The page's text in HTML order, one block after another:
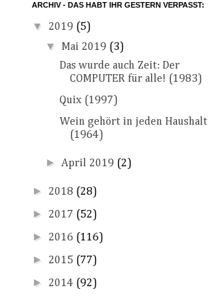
ARCHIV - DAS HABT IHR GESTERN VERPASST:
▼ 2019 (5)
▼ Mai 2019 (3)
Das wurde auch Zeit: Der
COMPUTER für alle! (1983)
Quix (1997)
Wein gehört in jeden Haushalt
(1964)
►April 2019 (2)
► 2018 (28)
► 2017 (52)
► 2016 (116)
► 2015 (77)
► 2014 (92)